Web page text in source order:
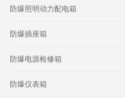
防爆照明动力配电箱
防爆插座箱
防爆电源检修箱
防爆仪表箱